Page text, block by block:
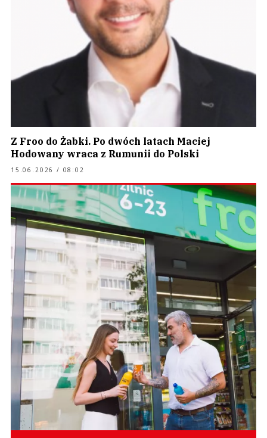
Z Froo do Żabki. Po dwóch latach Maciej
Hodowany wraca z Rumunii do Polski
15.06.2026 / 08:02